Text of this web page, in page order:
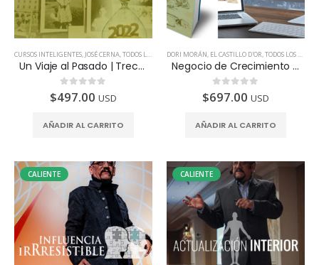
CURSOS INTELIGENTES, JOSÉ CERNA,TODOS LOS PAÍSES
Un Viaje al Pasado | Trece semanas de reconversión
0de 5
$497.00 USD
AÑADIR AL CARRITO
DORI MORÁN, EL CASTILLO D'OR,TODOS LOS PAÍSES
Negocio de Crecimiento Personal, FRANQUICIA “El Castillo D’Or”.
0de 5
$697.00 USD
AÑADIR AL CARRITO
CALIENTE CALIENTE